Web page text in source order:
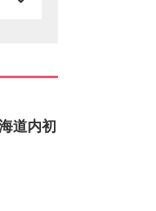
道内初